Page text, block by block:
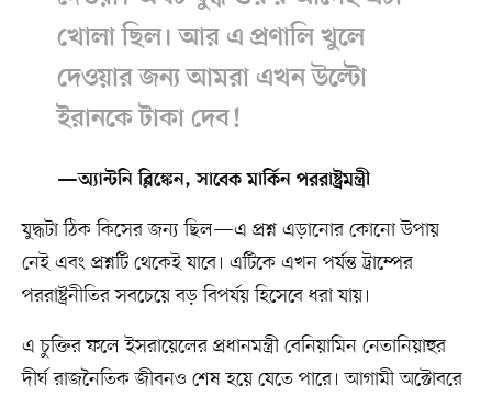
খোলা ছিল। আর এ প্রণালি খুলে
দেওয়ার জন্য আমরা এখন উল্টো
ইরানকে টাকা দেব!
—অ্যান্টনি ব্লিঙ্কেন, সাবেক মার্কিন পররাষ্ট্রমন্ত্রী
যুদ্ধটা ঠিক কিসের জন্য ছিল—এ প্রশ্ন এড়ানোর কোনো উপায়
নেই এবং প্রশ্নটি থেকেই যাবে। এটিকে এখন পর্যন্ত ট্রাম্পের
পররাষ্ট্রনীতির সবচেয়ে বড় বিপর্যয় হিসেবে ধরা যায়।
এ চুক্তির ফলে ইসরায়েলের প্রধানমন্ত্রী বেনিয়ামিন নেতানিয়াহুর
দীর্ঘ রাজনৈতিক জীবনও শেষ হয়ে যেতে পারে। আগামী অক্টোবরে